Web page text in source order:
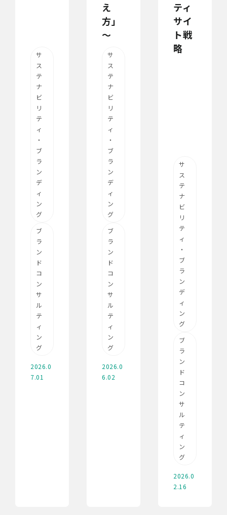
サ
ス
テ
ナ
ビ
リ
テ
ィ
・
ブ
ラ
ン
デ
ィ
ン
グ
ブ
ラ
ン
ド
コ
ン
サ
ル
テ
ィ
ン
グ
2026.0
7.01
え
方」
〜
サ
ス
テ
ナ
ビ
リ
テ
ィ
・
ブ
ラ
ン
デ
ィ
ン
グ
ブ
ラ
ン
ド
コ
ン
サ
ル
テ
ィ
ン
グ
2026.0
6.02
ティ
サイ
ト戦
略
サ
ス
テ
ナ
ビ
リ
テ
ィ
・
ブ
ラ
ン
デ
ィ
ン
グ
ブ
ラ
ン
ド
コ
ン
サ
ル
テ
ィ
ン
グ
2026.0
2.16